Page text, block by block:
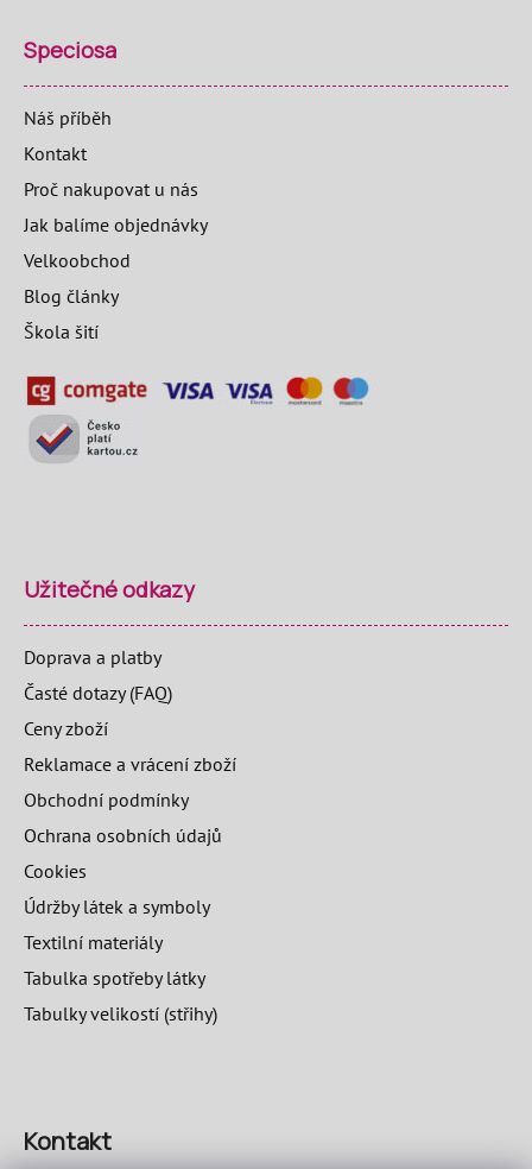
Speciosa
Náš příběh
Kontakt
Proč nakupovat u nás
Jak balíme objednávky
Velkoobchod
Blog články
Škola šití
Užitečné odkazy
Doprava a platby
Časté dotazy (FAQ)
Ceny zboží
Reklamace a vrácení zboží
Obchodní podmínky
Ochrana osobních údajů
Cookies
Údržby látek a symboly
Textilní materiály
Tabulka spotřeby látky
Tabulky velikostí (střihy)
Kontakt